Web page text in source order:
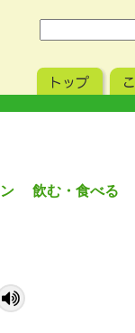
ン 飲む・食べ